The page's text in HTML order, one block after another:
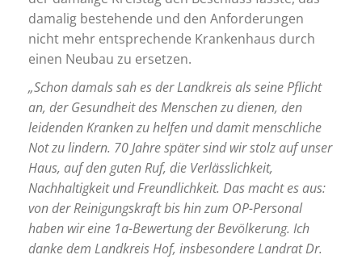
damalig bestehende und den Anforderungen
nicht mehr entsprechende Krankenhaus durch
einen Neubau zu ersetzen.
„Schon damals sah es der Landkreis als seine Pflicht
an, der Gesundheit des Menschen zu dienen, den
leidenden Kranken zu helfen und damit menschliche
Not zu lindern. 70 Jahre später sind wir stolz auf unser
Haus, auf den guten Ruf, die Verlässlichkeit,
Nachhaltigkeit und Freundlichkeit. Das macht es aus:
von der Reinigungskraft bis hin zum OP-Personal
haben wir eine 1a-Bewertung der Bevölkerung. Ich
danke dem Landkreis Hof, insbesondere Landrat Dr.